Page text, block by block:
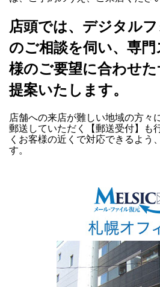
店頭では、デジタル
のご相談を伺い、専
様のご要望に合わせ
提案いたします。
店舗への来店が難しい地域の方々
郵送していただく【郵送受付】も
くお客様の近くで対応できるよう
す。